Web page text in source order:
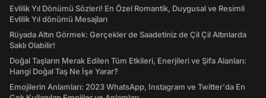
Evlilik Yıl Dönümü Sözleri! En Özel Romantik, Duygusal ve Resimli
Evlilik Yıl dönümü Mesajları
Rüyada Altın Görmek: Gerçekler de Saadetiniz de Çil Çil Altınlarda
Saklı Olabilir!
Doğal Taşların Merak Edilen Tüm Etkileri, Enerjileri ve Şifa Alanları:
Hangi Doğal Taş Ne İşe Yarar?
Emojilerin Anlamları: 2023 WhatsApp, Instagram ve Twitter'da En